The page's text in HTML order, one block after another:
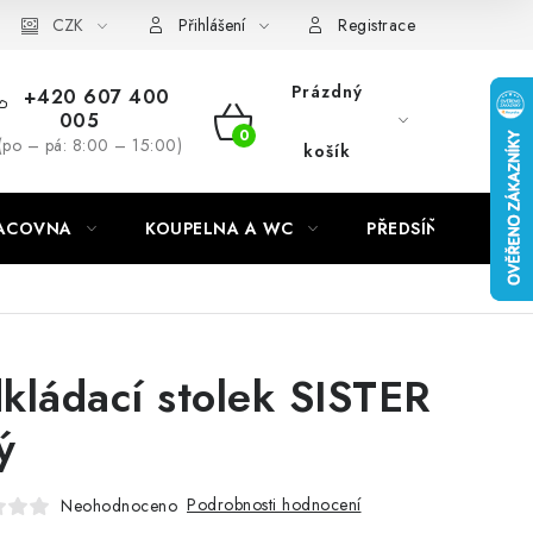
CZK Přihlášení Registrace
+420 607 400
005
– pá: 8:00 – 15:00)
NÁKUPNÍ
Prázdný
košík
KOUPELNA A WC PŘEDSÍŇ
stolek SISTER
Neohodnoceno Podrobnosti hodnocení